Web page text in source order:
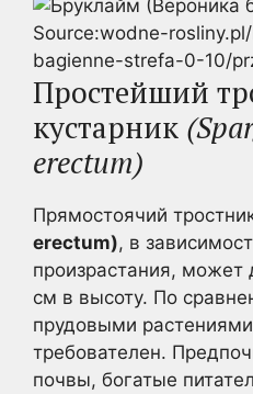
Source:wodne-
bagienne-strefa-0-10/
Простейший
кустарник
erectum)
Прямостоячий
erectum), в
произрастания, может
см в высоту. По
прудовыми
требователен.
почвы, богатые